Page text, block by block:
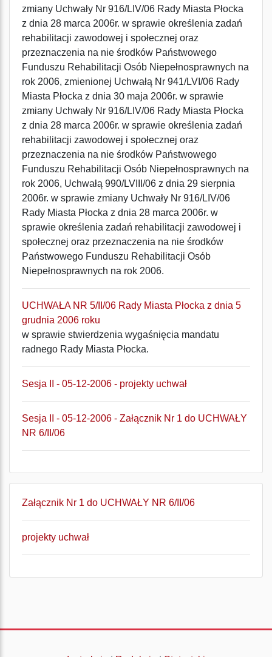
zmiany Uchwały Nr 916/LIV/06 Rady Miasta Płocka
z dnia 28 marca 2006r. w sprawie określenia zadań
rehabilitacji zawodowej i społecznej oraz
przeznaczenia na nie środków Państwowego
Funduszu Rehabilitacji Osób Niepełnosprawnych na
rok 2006, zmienionej Uchwałą Nr 941/LVI/06 Rady
Miasta Płocka z dnia 30 maja 2006r. w sprawie
zmiany Uchwały Nr 916/LIV/06 Rady Miasta Płocka
z dnia 28 marca 2006r. w sprawie określenia zadań
rehabilitacji zawodowej i społecznej oraz
przeznaczenia na nie środków Państwowego
Funduszu Rehabilitacji Osób Niepełnosprawnych na
rok 2006, Uchwałą 990/LVIII/06 z dnia 29 sierpnia
2006r. w sprawie zmiany Uchwały Nr 916/LIV/06
Rady Miasta Płocka z dnia 28 marca 2006r. w
sprawie określenia zadań rehabilitacji zawodowej i
społecznej oraz przeznaczenia na nie środków
Państwowego Funduszu Rehabilitacji Osób
Niepełnosprawnych na rok 2006.
UCHWAŁA NR 5/II/06 Rady Miasta Płocka z dnia 5
grudnia 2006 roku
w sprawie stwierdzenia wygaśnięcia mandatu
radnego Rady Miasta Płocka.
Sesja II - 05-12-2006 - projekty uchwał
Sesja II - 05-12-2006 - Załącznik Nr 1 do UCHWAŁY
NR 6/II/06
Załącznik Nr 1 do UCHWAŁY NR 6/II/06
projekty uchwał